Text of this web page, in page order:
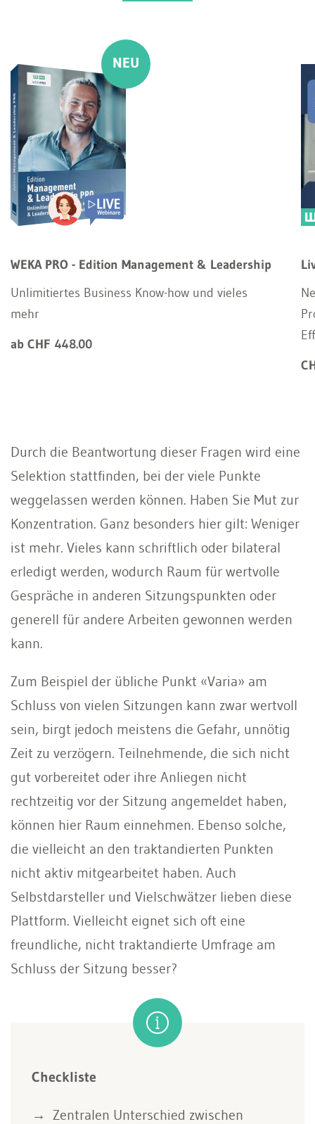
WEKA PRO - Edition Management & Leadership
Unlimitiertes Business Know-how und vieles
mehr
ab CHF 448.00
Durch die Beantwortung dieser Fragen wird eine
Selektion stattfinden, bei der viele Punkte
weggelassen werden können. Haben Sie Mut zur
Konzentration. Ganz besonders hier gilt: Weniger
ist mehr. Vieles kann schriftlich oder bilateral
erledigt werden, wodurch Raum für wertvolle
Gespräche in anderen Sitzungspunkten oder
generell für andere Arbeiten gewonnen werden
kann.
Zum Beispiel der übliche Punkt «Varia» am
Schluss von vielen Sitzungen kann zwar wertvoll
sein, birgt jedoch meistens die Gefahr, unnötig
Zeit zu verzögern. Teilnehmende, die sich nicht
gut vorbereitet oder ihre Anliegen nicht
rechtzeitig vor der Sitzung angemeldet haben,
können hier Raum einnehmen. Ebenso solche,
die vielleicht an den traktandierten Punkten
nicht aktiv mitgearbeitet haben. Auch
Selbstdarsteller und Vielschwätzer lieben diese
Plattform. Vielleicht eignet sich oft eine
freundliche, nicht traktandierte Umfrage am
Schluss der Sitzung besser?
Checkliste
Zentralen Unterschied zwischen